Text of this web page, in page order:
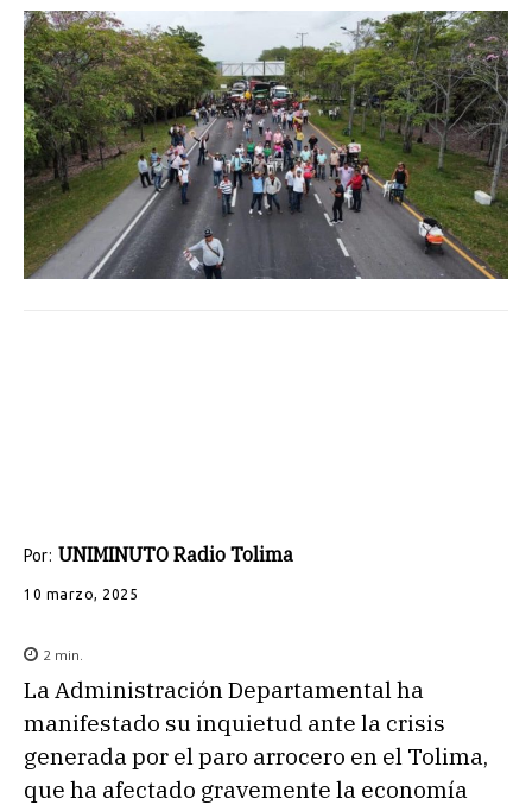
Por: UNIMINUTO Radio Tolima
10 marzo, 2025
2 min.
La Administración Departamental ha
manifestado su inquietud ante la crisis
generada por el paro arrocero en el Tolima,
que ha afectado gravemente la economía